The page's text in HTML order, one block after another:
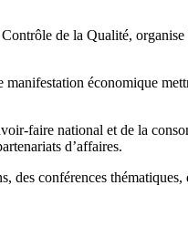
de la Qualité, organise
manifestation économique
faire national et de la
d’affaires.
conférences thématiques,